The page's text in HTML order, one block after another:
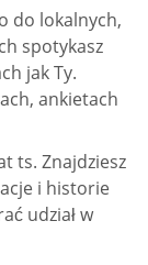
do lokalnych,
spotykasz
jak Ty.
ankietach
ts. Znajdziesz
i historie
udział w